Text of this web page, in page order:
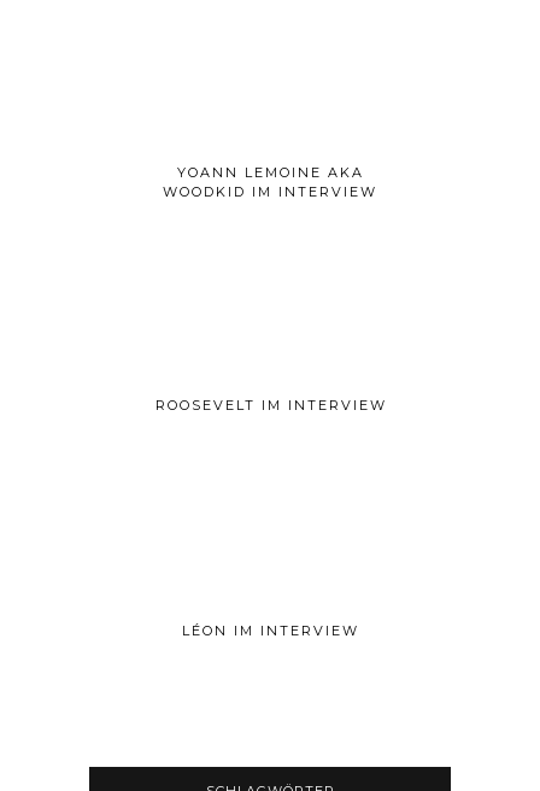
YOANN LEMOINE AKA
WOODKID IM INTERVIEW
ROOSEVELT IM INTERVIEW
LÉON IM INTERVIEW